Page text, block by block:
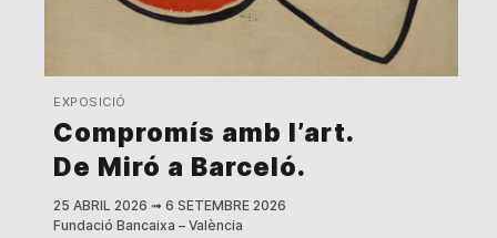
EXPOSICIÓ
Compromís amb l’art.
De Miró a Barceló.
25 ABRIL 2026 ➟ 6 SETEMBRE 2026
Fundació Bancaixa – València